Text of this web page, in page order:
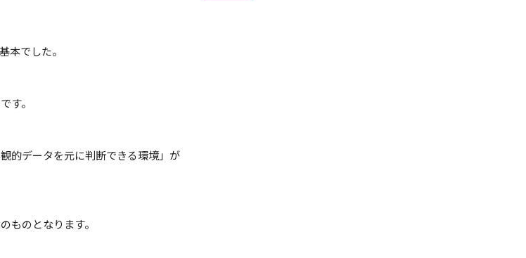
本でした。
す。
的データを元に判断できる環境」が
ものとなります。